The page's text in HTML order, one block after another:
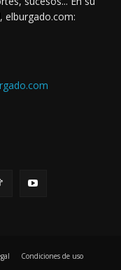
elburgado.com:
Condiciones de uso